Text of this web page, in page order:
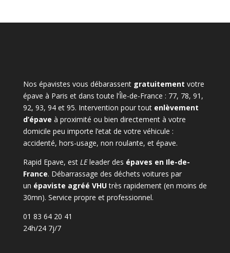
Nos épavistes vous débarassent gratuitement votre
épave à Paris et dans toute l’Île-de-France : 77, 78, 91,
92, 93, 94 et 95. Intervention pour tout enlèvement
d’épave à proximité ou bien directement à votre
domicile peu importe l’etat de votre véhicule :
accidenté, hors-usage, non roulante, et épave.
Rapid Epave, est LEleader des épaves en Ile-de-
France. Débarrassage des déchets voitures par
un épaviste agréé VHUtrès rapidement (en moins de
30mn). Service propre et professionnel.
01 83 64 20 41
24h/24 7j/7